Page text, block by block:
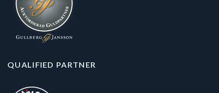
QUALIFIED PARTNER